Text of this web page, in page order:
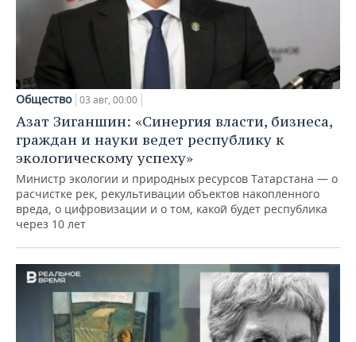
Общество 03 авг, 00:00
Азат Зиганшин: «Синергия власти, бизнеса,
граждан и науки ведет республику к
экологическому успеху»
Министр экологии и природных ресурсов Татарстана — о
расчистке рек, рекультивации объектов накопленного
вреда, о цифровизации и о том, какой будет республика
через 10 лет